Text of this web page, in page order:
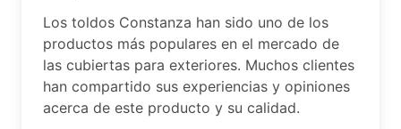
Los toldos Constanza han sido uno de los
productos más populares en el mercado de
las cubiertas para exteriores. Muchos clientes
han compartido sus experiencias y opiniones
acerca de este producto y su calidad.